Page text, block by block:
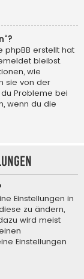
phpBB erstellt hat
bleibst.
wie
sie von der
Probleme bei
wenn du die
Einstellungen in
zu ändern,
wird meist
Einstellungen